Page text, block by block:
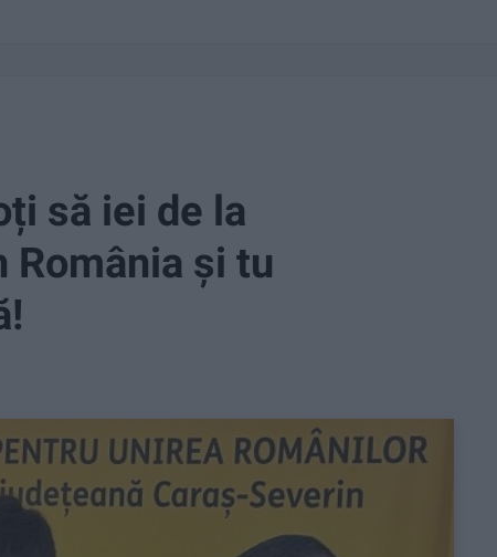
să iei de la
România și tu